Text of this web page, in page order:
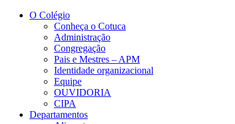
Conteúdo principal
O Colégio
Conheça o Cotuca
Administração
Congregação
Pais e Mestres – APM
Identidade organizacional
Equipe
OUVIDORIA
CIPA
Departamentos